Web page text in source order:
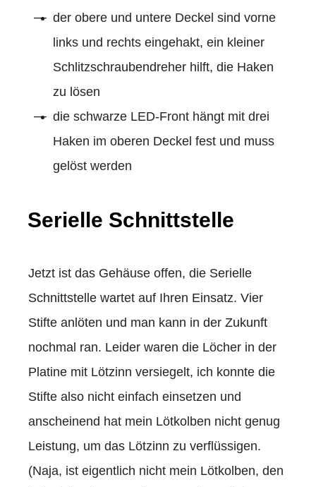
der obere und untere Deckel sind vorne
links und rechts eingehakt, ein kleiner
Schlitzschraubendreher hilft, die Haken
zu lösen
die schwarze LED-Front hängt mit drei
Haken im oberen Deckel fest und muss
gelöst werden
Serielle Schnittstelle
Jetzt ist das Gehäuse offen, die Serielle
Schnittstelle wartet auf Ihren Einsatz. Vier
Stifte anlöten und man kann in der Zukunft
nochmal ran. Leider waren die Löcher in der
Platine mit Lötzinn versiegelt, ich konnte die
Stifte also nicht einfach einsetzen und
anscheinend hat mein Lötkolben nicht genug
Leistung, um das Lötzinn zu verflüssigen.
(Naja, ist eigentlich nicht mein Lötkolben, den